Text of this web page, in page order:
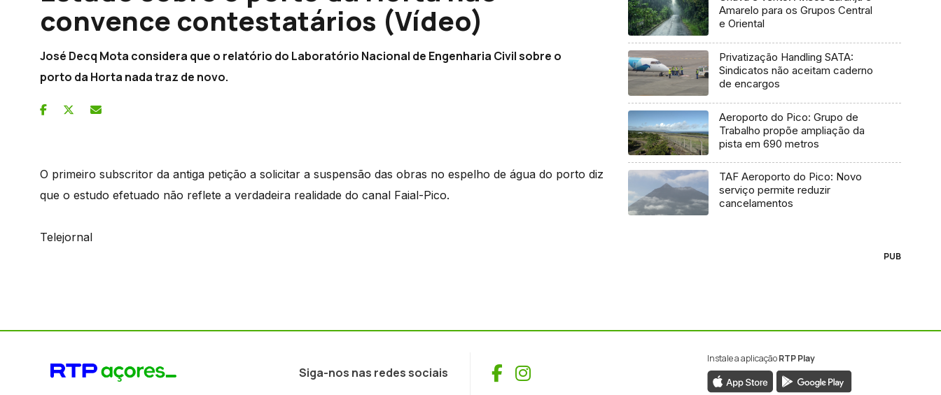
convence contestatários (Vídeo)
José Decq Mota considera que o relatório do Laboratório Nacional de Engenharia Civil sobre o
porto da Horta nada traz de novo.
O primeiro subscritor da antiga petição a solicitar a suspensão das obras no espelho de água do porto diz
que o estudo efetuado não reflete a verdadeira realidade do canal Faial-Pico.
Telejornal
Amarelo para os Grupos Central
e Oriental
Privatização Handling SATA:
Sindicatos não aceitam caderno
de encargos
Aeroporto do Pico: Grupo de
Trabalho propõe ampliação da
pista em 690 metros
TAF Aeroporto do Pico: Novo
serviço permite reduzir
cancelamentos
PUB
Siga-nos nas redes sociais Facebook
Instagram
Instale a aplicaçãoRTP Play